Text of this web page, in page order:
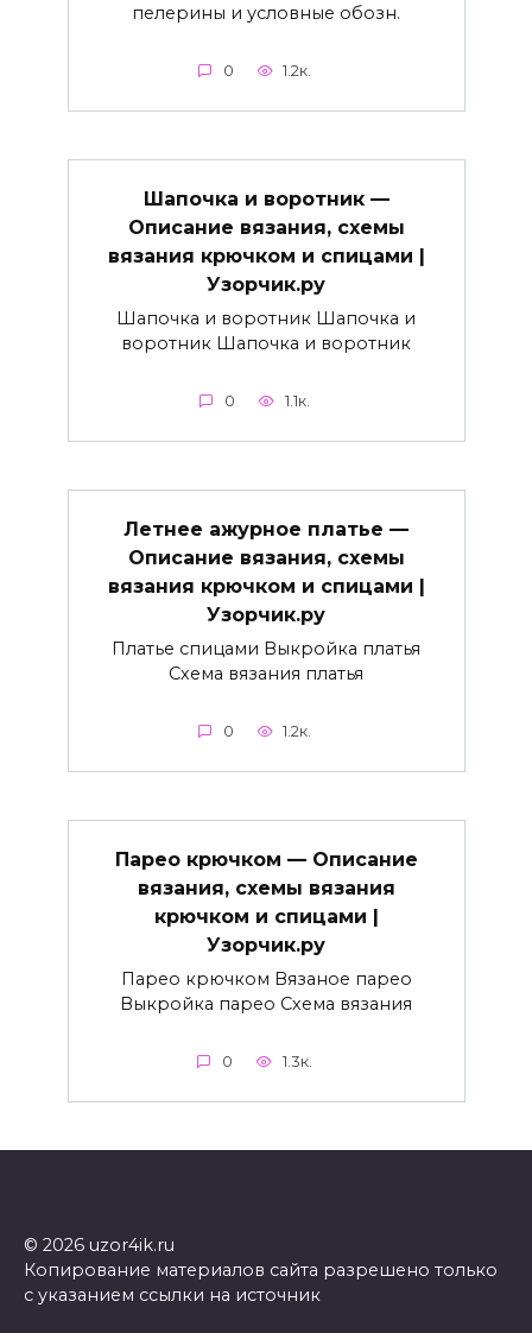
пелерины и условные обозн.
0 1.2к.
Шапочка и воротник —
Описание вязания, схемы
вязания крючком и спицами |
Узорчик.ру
Шапочка и воротник Шапочка и
воротник Шапочка и воротник
0 1.1к.
Летнее ажурное платье —
Описание вязания, схемы
вязания крючком и спицами |
Узорчик.ру
Платье спицами Выкройка платья
Схема вязания платья
0 1.2к.
Парео крючком — Описание
вязания, схемы вязания
крючком и спицами |
Узорчик.ру
Парео крючком Вязаное парео
Выкройка парео Схема вязания
0 1.3к.
© 2026 uzor4ik.ru
Копирование материалов сайта разрешено только
с указанием ссылки на источник